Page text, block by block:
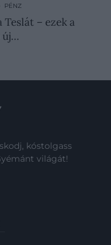
a…
PÉNZ
– ezek a
új…
kóstolgass
világát!